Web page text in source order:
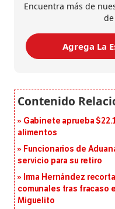
Encuentra más de
Agrega La
Gabinete aprueba
alimentos
Funcionarios de
servicio para su retiro
Irma Hernández
comunales tras fracaso
Miguelito